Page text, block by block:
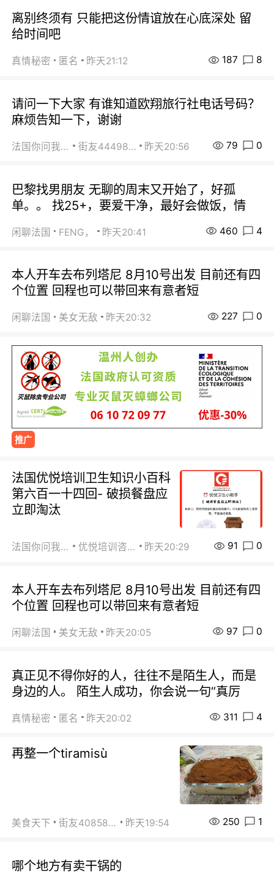
离别终须有 只能把这份情谊放在心底深处 留
给时间吧
真情秘密 匿名 昨天21:12 187 8
请问一下大家 有谁知道欧翔旅行社电话号码？
麻烦告知一下，谢谢
法国你问我答 街友44498484 昨天20:56 79 0
巴黎找男朋友 无聊的周末又开始了，好孤
单。。 找25+，要爱干净，最好会做饭，情
闲聊法国 FENG， 昨天20:41 460 4
本人开车去布列塔尼 8月10号出发 目前还有四
个位置 回程也可以带回来有意者短
闲聊法国 美女无敌 昨天20:32 227 0
推广
法国优悦培训卫生知识小百科
第六百一十四回- 破损餐盘应
立即淘汰
法国你问我答 优悦培训咨询 昨天20:29 91 0
本人开车去布列塔尼 8月10号出发 目前还有四
个位置 回程也可以带回来有意者短
闲聊法国 美女无敌 昨天20:05 97 0
真正见不得你好的人，往往不是陌生人，而是
身边的人。 陌生人成功，你会说一句“真厉
真情秘密 匿名 昨天20:02 311 4
再整一个tiramisù
美食天下 街友40858442 昨天19:54 250 1
哪个地方有卖干锅的